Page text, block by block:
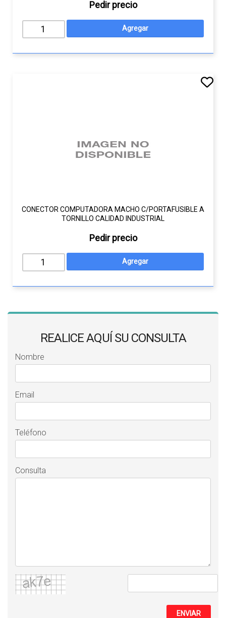
Pedir precio
CONECTOR COMPUTADORA MACHO C/PORTAFUSIBLE A
TORNILLO CALIDAD INDUSTRIAL
Pedir precio
REALICE AQUÍ SU CONSULTA
Nombre
Email
Teléfono
Consulta
ENVIAR